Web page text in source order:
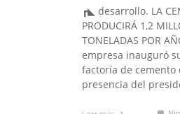
┏◣ desarrollo. LA
PRODUCIRÁ 1,2
TONELADAS POR
empresa inauguró
factoría de cemento
presencia del